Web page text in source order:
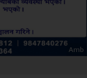
Sdc